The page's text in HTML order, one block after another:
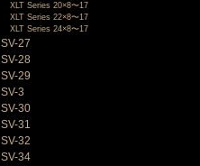
XLT Series 20×8〜17
XLT Series 22×8〜17
XLT Series 24×8〜17
SV-27
SV-28
SV-29
SV-3
SV-30
SV-31
SV-32
SV-34